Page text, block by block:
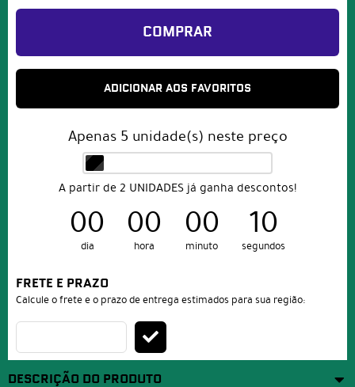
COMPRAR
ADICIONAR AOS FAVORITOS
Apenas 5 unidade(s) neste preço
A partir de 2 UNIDADES já ganha descontos!
00
dia
00
hora
00
minuto
10
segundos
FRETE E PRAZO
Calcule o frete e o prazo de entrega estimados para sua região:
DESCRIÇÃO DO PRODUTO